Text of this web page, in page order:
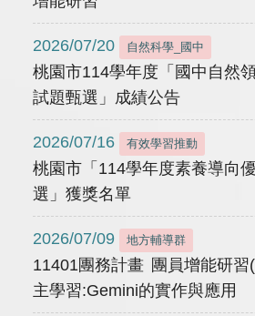
2026/07/20 自然科學_國中
桃園市114學年度「國中自然
試題甄選」成績公告
2026/07/16 有效學習推動
桃園市「114學年度素養導向
選」獲獎名單
2026/07/09 地方輔導群
11401團務計畫 團員增能研習
主學習:Gemini的實作與應用